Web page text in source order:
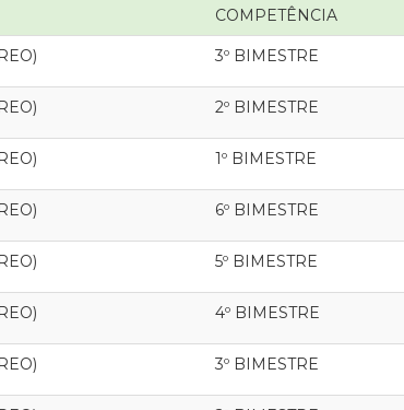
COMPETÊNCIA
3º BIMESTRE
2º BIMESTRE
1º BIMESTRE
6º BIMESTRE
5º BIMESTRE
4º BIMESTRE
3º BIMESTRE